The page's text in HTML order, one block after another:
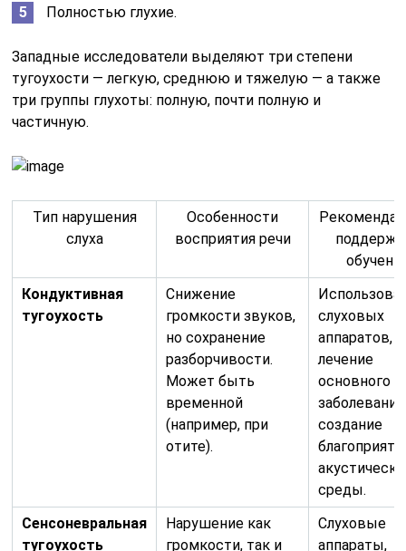
Полностью глухие.
Западные исследователи выделяют три степени
тугоухости — легкую, среднюю и тяжелую — а также
три группы глухоты: полную, почти полную и
частичную.
Тип нарушения
слуха
Особенности
восприятия речи
Кондуктивная
тугоухость
Снижение
громкости звуков,
но сохранение
разборчивости.
Может быть
временной
(например, при
отите).
слуховых
аппаратов,
лечение
основного
создание
среды.
Сенсоневральная
тугоухость
Нарушение как
громкости, так и
Слуховые
аппараты,